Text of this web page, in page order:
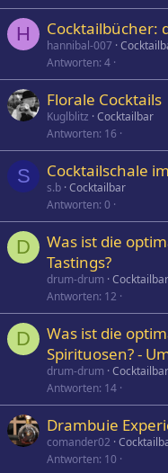
H Cocktailbücher:
hannibal-007
Antworten 4
Florale Cocktails
Kuglblitz Cocktailbar
Antworten 16
S Cocktailschale
s.b Cocktailbar
Antworten 0
D
Was ist die
Tastings?
drum-drum Cocktailbar
Antworten 12
D
Was ist die
Spirituosen? -
drum-drum Cocktailbar
Antworten 14
Drambuie
comander02
Antworten 10